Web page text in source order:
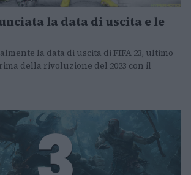
la data di uscita e le
la data di uscita di FIFA 23, ultimo
della rivoluzione del 2023 con il